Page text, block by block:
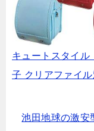
キュートスタイル
子 クリアファイ
池田地球の激安